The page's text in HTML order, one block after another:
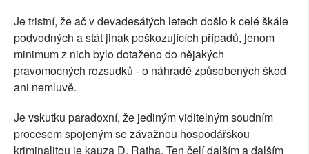
Je tristní, že ač v devadesátých letech došlo k celé škále
podvodných a stát jinak poškozujících případů, jenom
minimum z nich bylo dotaženo do nějakých
pravomocných rozsudků - o náhradě způsobených škod
ani nemluvě.
Je vskutku paradoxní, že jediným viditelným soudním
procesem spojeným se závažnou hospodářskou
kriminalitou je kauza D. Ratha. Ten čelí dalším a dalším